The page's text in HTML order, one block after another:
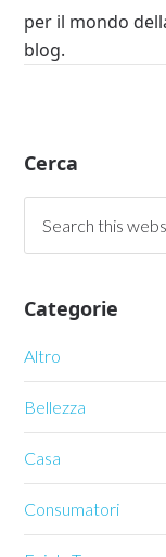
per il mondo
blog.
Cerca
Categorie
Altro
Bellezza
Casa
Consumatori